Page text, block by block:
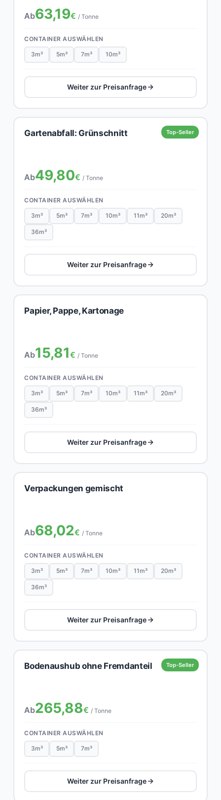
Ab63,19€ / Tonne
CONTAINER AUSWÄHLEN
3m³ 5m³ 7m³ 10m³
Weiter zur Preisanfrage
Top-Seller
Gartenabfall: Grünschnitt
Ab49,80€ / Tonne
CONTAINER AUSWÄHLEN
3m³ 5m³ 7m³ 10m³ 11m³ 20m³
36m³
Weiter zur Preisanfrage
Papier, Pappe, Kartonage
Ab15,81€ / Tonne
CONTAINER AUSWÄHLEN
3m³ 5m³ 7m³ 10m³ 11m³ 20m³
36m³
Weiter zur Preisanfrage
Verpackungen gemischt
Ab68,02€ / Tonne
CONTAINER AUSWÄHLEN
3m³ 5m³ 7m³ 10m³ 11m³ 20m³
36m³
Weiter zur Preisanfrage
Top-Seller
Bodenaushub ohne Fremdanteil
Ab265,88€ / Tonne
CONTAINER AUSWÄHLEN
3m³ 5m³ 7m³
Weiter zur Preisanfrage